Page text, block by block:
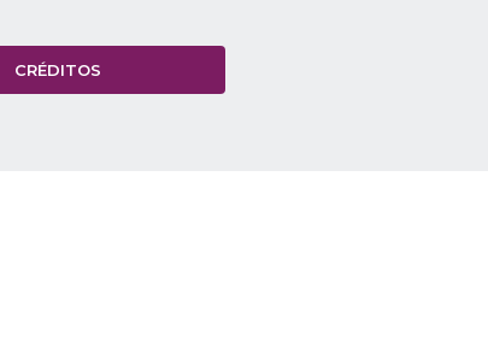
CRÉDITOS